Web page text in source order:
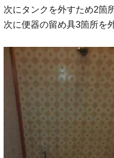
次にタンクを外すため2箇
次に便器の留め具3箇所を